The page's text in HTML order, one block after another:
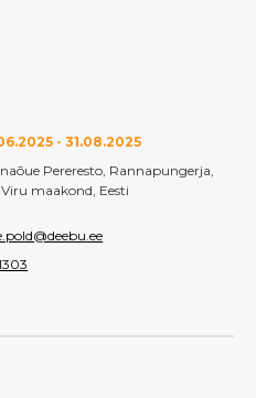
- 31.08.2025
Pereresto, Rannapungerja,
maakond, Eesti